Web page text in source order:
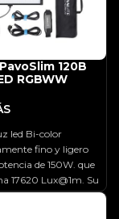
inalámbrico DMX y
alimentación
opcional
batería externa
120B
RGBWW
led Bi-color
fino y ligero
de 150W. que
17620 Lux@1m. Su
posicionarse en
y su